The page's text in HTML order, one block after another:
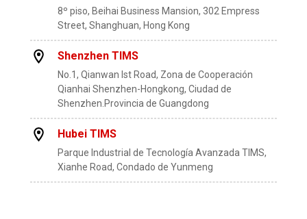
8º piso, Beihai Business Mansion, 302 Empress
Street, Shanghuan, Hong Kong
Shenzhen TIMS
No.1, Qianwan lst Road, Zona de Cooperación
Qianhai Shenzhen-Hongkong, Ciudad de
Shenzhen.Provincia de Guangdong
Hubei TIMS
Parque Industrial de Tecnología Avanzada TIMS,
Xianhe Road, Condado de Yunmeng